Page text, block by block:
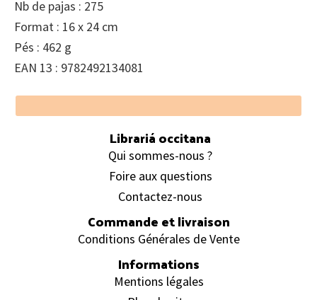
Nb de pajas : 275
Format : 16 x 24 cm
Pés : 462 g
EAN 13 : 9782492134081
Footer
Librariá occitana
Qui sommes-nous ?
Foire aux questions
Contactez-nous
Commande et livraison
Conditions Générales de Vente
Informations
Mentions légales